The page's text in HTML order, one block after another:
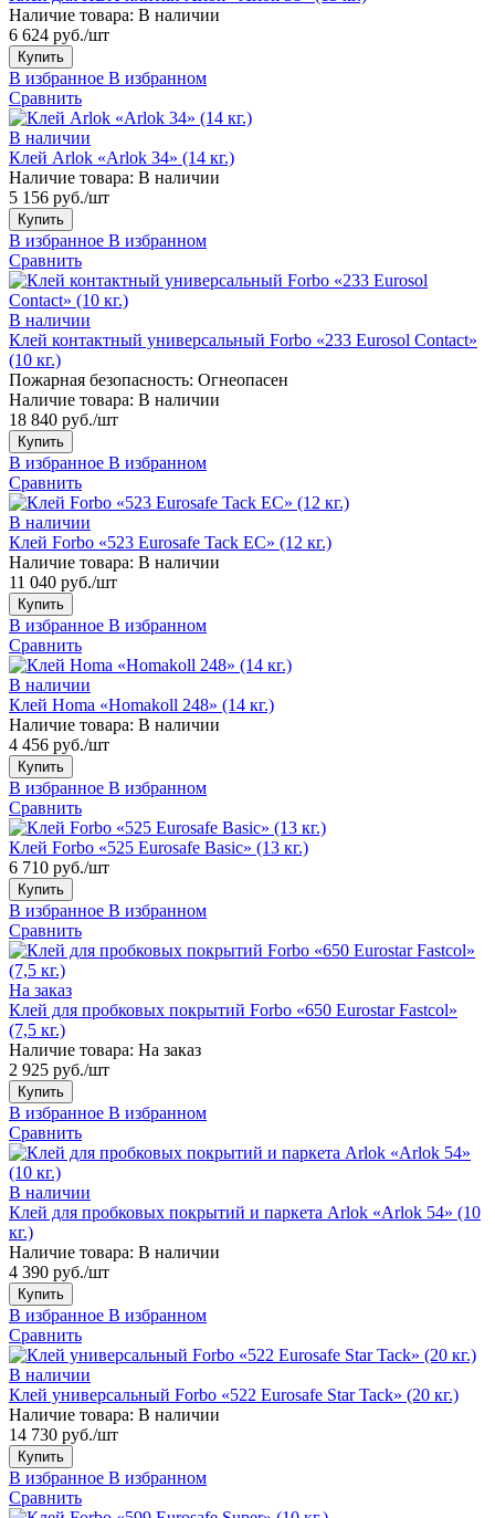
Наличие товара: В наличии
6 624 руб./шт
Купить
В избранное В избранном
Сравнить
В наличии
Клей Arlok «Arlok 34» (14 кг.)
Наличие товара: В наличии
5 156 руб./шт
Купить
В избранное В избранном
Сравнить
В наличии
Клей контактный универсальный Forbo «233 Eurosol Contact»
(10 кг.)
Пожарная безопасность: Огнеопасен
Наличие товара: В наличии
18 840 руб./шт
Купить
В избранное В избранном
Сравнить
В наличии
Клей Forbo «523 Eurosafe Tack EC» (12 кг.)
Наличие товара: В наличии
11 040 руб./шт
Купить
В избранное В избранном
Сравнить
В наличии
Клей Homa «Homakoll 248» (14 кг.)
Наличие товара: В наличии
4 456 руб./шт
Купить
В избранное В избранном
Сравнить
Клей Forbo «525 Eurosafe Basic» (13 кг.)
6 710 руб./шт
Купить
В избранное В избранном
Сравнить
На заказ
Клей для пробковых покрытий Forbo «650 Eurostar Fastcol»
(7,5 кг.)
Наличие товара: На заказ
2 925 руб./шт
Купить
В избранное В избранном
Сравнить
В наличии
Клей для пробковых покрытий и паркета Arlok «Arlok 54» (10
кг.)
Наличие товара: В наличии
4 390 руб./шт
Купить
В избранное В избранном
Сравнить
В наличии
Клей универсальный Forbo «522 Eurosafe Star Tack» (20 кг.)
Наличие товара: В наличии
14 730 руб./шт
Купить
В избранное В избранном
Сравнить